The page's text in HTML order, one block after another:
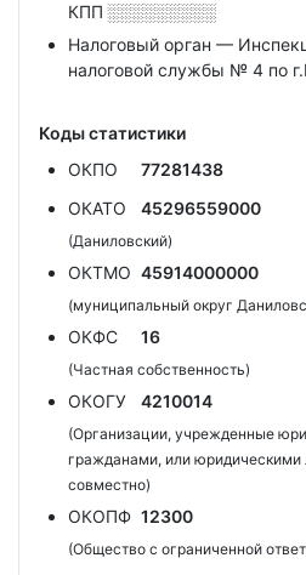
КПП ░░░░░░░░░
Налоговый орган —
налоговой службы № 4 по
Коды статистики
ОКПО
77281438
ОКАТО
45296559000
(Даниловский)
ОКТМО 45914000000
(муниципальный округ
ОКФС 16
(Частная собственность)
ОКОГУ 4210014
(Организации, учрежденные
гражданами, или
совместно)
ОКОПФ 12300
(Общество с ограниченной